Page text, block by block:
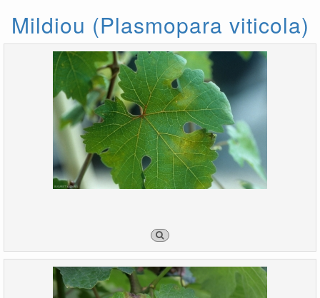
Mildiou (Plasmopara viticola)